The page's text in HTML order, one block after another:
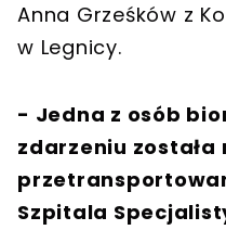
Anna Grześków z
w Legnicy.
- Jedna z osób
zdarzeniu została
Szpitala